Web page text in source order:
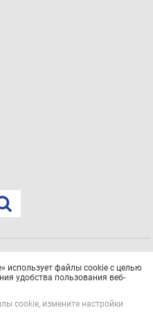
использует файлы cookie с целью
удобства пользования веб-
cookie, измените настройки